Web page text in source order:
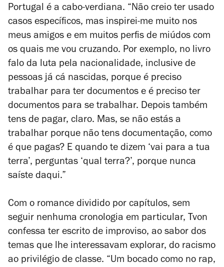
Portugal é a cabo-verdiana. “Não creio ter usado
casos específicos, mas inspirei-me muito nos
meus amigos e em muitos perfis de miúdos com
os quais me vou cruzando. Por exemplo, no livro
falo da luta pela nacionalidade, inclusive de
pessoas já cá nascidas, porque é preciso
trabalhar para ter documentos e é preciso ter
documentos para se trabalhar. Depois também
tens de pagar, claro. Mas, se não estás a
trabalhar porque não tens documentação, como
é que pagas? E quando te dizem ‘vai para a tua
terra’, perguntas ‘qual terra?’, porque nunca
saíste daqui.”
Com o romance dividido por capítulos, sem
seguir nenhuma cronologia em particular, Tvon
confessa ter escrito de improviso, ao sabor dos
temas que lhe interessavam explorar, do racismo
ao privilégio de classe. “Um bocado como no rap,